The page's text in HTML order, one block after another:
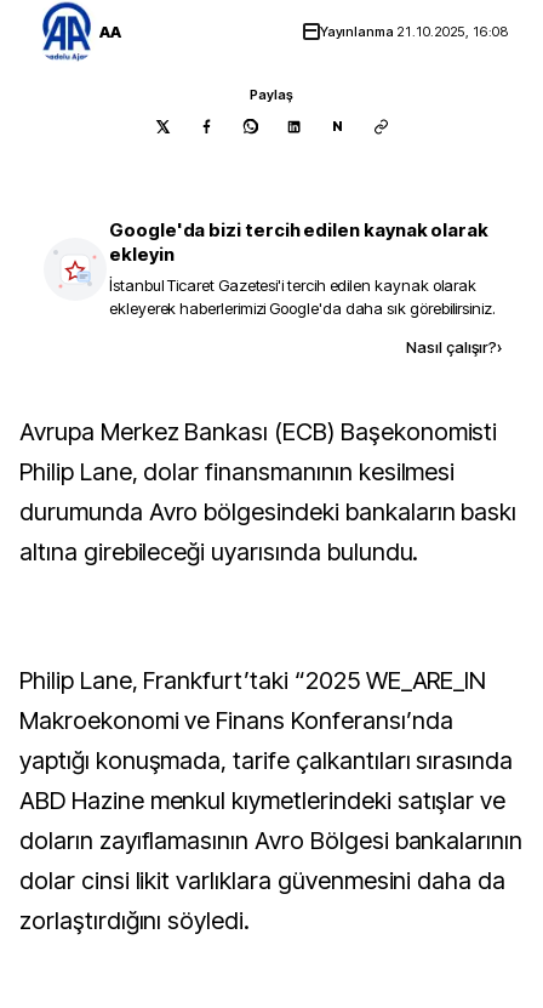
AA Yayınlanma 21.10.2025, 16:08
Paylaş
N
Google'da bizi tercih edilen kaynak olarak
ekleyin
İstanbul Ticaret Gazetesi'i tercih edilen kaynak olarak
ekleyerek haberlerimizi Google'da daha sık görebilirsiniz.
Nasıl çalışır?›
Avrupa Merkez Bankası (ECB) Başekonomisti
Philip Lane, dolar finansmanının kesilmesi
durumunda Avro bölgesindeki bankaların baskı
altına girebileceği uyarısında bulundu.
Philip Lane, Frankfurt’taki “2025 WE_ARE_IN
Makroekonomi ve Finans Konferansı’nda
yaptığı konuşmada, tarife çalkantıları sırasında
ABD Hazine menkul kıymetlerindeki satışlar ve
doların zayıflamasının Avro Bölgesi bankalarının
dolar cinsi likit varlıklara güvenmesini daha da
zorlaştırdığını söyledi.